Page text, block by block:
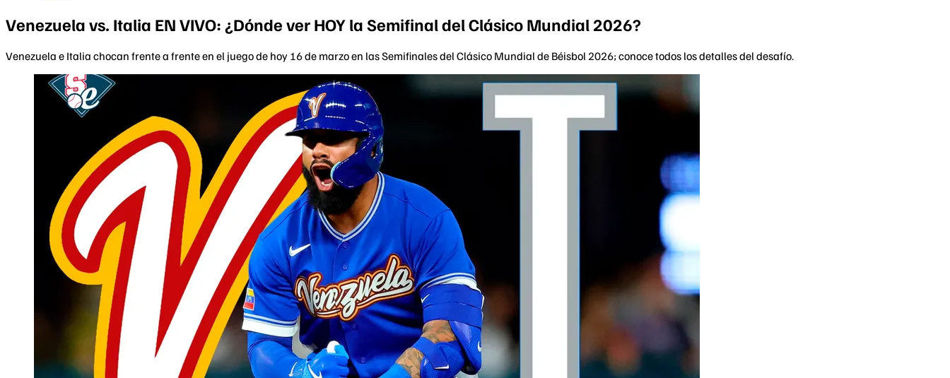
Venezuela vs. Italia EN VIVO: ¿Dónde ver HOY la Semifinal del Clásico Mundial 2026?
Venezuela e Italia chocan frente a frente en el juego de hoy 16 de marzo en las Semifinales del Clásico Mundial de Béisbol 2026; conoce todos los detalles del desafío.